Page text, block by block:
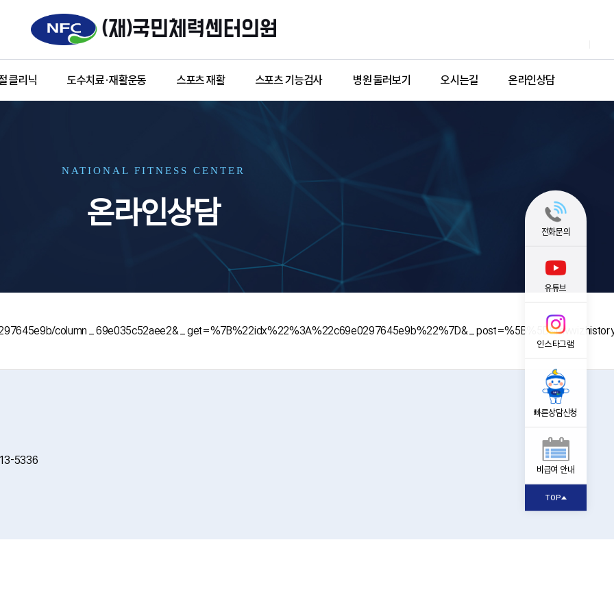
클리닉 도수치료ㆍ재활운동 스포츠 재활 스포츠 기능검사 병원 둘러보기 오시는길 온라인상담
NATIONAL FITNESS CENTER
온라인상담
전화문의
유튜브
인스타그램
빠른상담신청
비급여 안내
TOP
5336